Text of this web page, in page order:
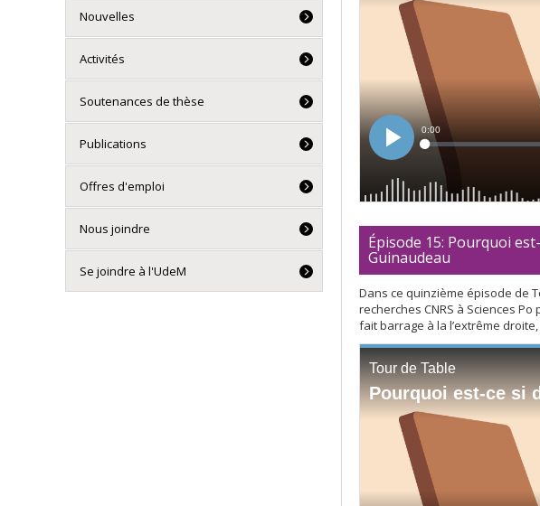
Épisode 15: Pourquoi
Guinaudeau
Dans ce quinzième épisode de
recherches CNRS à Sciences
fait barrage à la l’extrême
Nouvelles
Activités
Soutenances de thèse
Publications
Offres d'emploi
Nous joindre
Se joindre à l'UdeM